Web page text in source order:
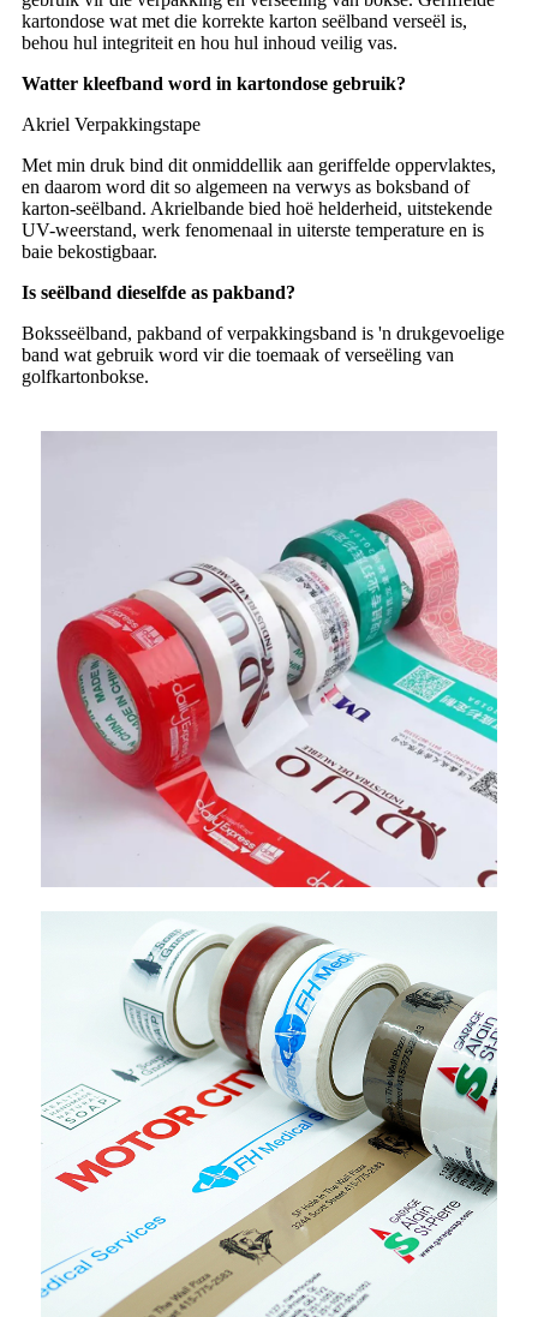
kartondose wat met die korrekte karton seëlband verseël is,
behou hul integriteit en hou hul inhoud veilig vas.
Watter kleefband word in kartondose gebruik?
Akriel Verpakkingstape
Met min druk bind dit onmiddellik aan geriffelde oppervlaktes,
en daarom word dit so algemeen na verwys as boksband of
karton-seëlband. Akrielbande bied hoë helderheid, uitstekende
UV-weerstand, werk fenomenaal in uiterste temperature en is
baie bekostigbaar.
Is seëlband dieselfde as pakband?
Boksseëlband, pakband of verpakkingsband is 'n drukgevoelige
band wat gebruik word vir die toemaak of verseëling van
golfkartonbokse.